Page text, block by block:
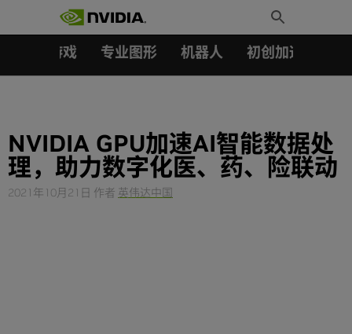
Toggle
Search
游戏 专业图形 机器人 初创加速会员成
NVIDIA GPU加速AI智能数据处
理，助力数字化医、药、险联动
2021年10月21日 作者 英伟达中国